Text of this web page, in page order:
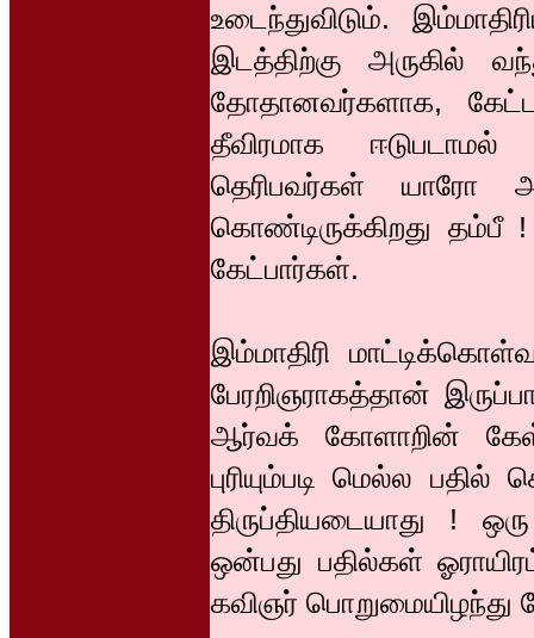
உடைந்துவிடும்.
இடத்திற்கு அருகில்
தோதானவர்களாக,
தீவிரமாக ஈடுபடாமல்
தெரிபவர்கள் யாரோ
கொண்டிருக்கிறது
கேட்பார்கள்.
இம்மாதிரி
பேரறிஞராகத்தான்
ஆர்வக் கோளாறின்
புரியும்படி மெல்ல
திருப்தியடையாது !
ஒன்பது பதில்கள்
கவிஞர்